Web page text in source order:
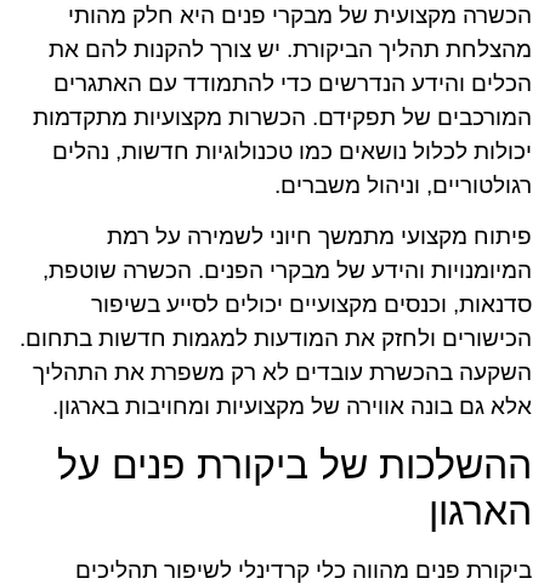
הכשרה מקצועית של מבקרי פנים היא חלק מהותי
מהצלחת תהליך הביקורת. יש צורך להקנות להם את
הכלים והידע הנדרשים כדי להתמודד עם האתגרים
המורכבים של תפקידם. הכשרות מקצועיות מתקדמות
יכולות לכלול נושאים כמו טכנולוגיות חדשות, נהלים
רגולטוריים, וניהול משברים.
פיתוח מקצועי מתמשך חיוני לשמירה על רמת
המיומנויות והידע של מבקרי הפנים. הכשרה שוטפת,
סדנאות, וכנסים מקצועיים יכולים לסייע בשיפור
הכישורים ולחזק את המודעות למגמות חדשות בתחום.
השקעה בהכשרת עובדים לא רק משפרת את התהליך
אלא גם בונה אווירה של מקצועיות ומחויבות בארגון.
ההשלכות של ביקורת פנים על
הארגון
ביקורת פנים מהווה כלי קרדינלי לשיפור תהליכים